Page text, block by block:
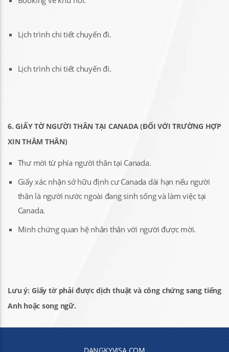
Lịch trình chi tiết chuyến đi.
Lịch trình chi tiết chuyến đi.
6. GIẤY TỜ NGƯỜI THÂN TẠI CANADA (ĐỐI VỚI TRƯỜNG HỢP
XIN THĂM THÂN)
Thư mời từ phía người thân tại Canada.
Giấy xác nhận sở hữu định cư Canada dài hạn nếu người
thân là người nước ngoài đang sinh sống và làm việc tại
Canada.
Minh chứng quan hệ nhân thân với người được mời.
Lưu ý: Giấy tờ phải được dịch thuật và công chứng sang tiếng
Anh hoặc song ngữ.